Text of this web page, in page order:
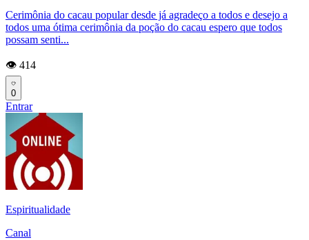
Cerimônia do cacau popular desde já agradeço a todos e desejo a
todos uma ótima cerimônia da poção do cacau espero que todos
possam senti...
👁️ 414
0
Entrar
Espiritualidade
Canal